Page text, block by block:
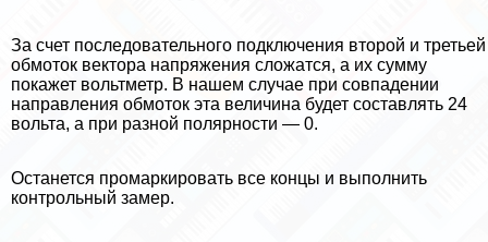
За счет последовательного подключения второй и третьей
обмоток вектора напряжения сложатся, а их сумму
покажет вольтметр. В нашем случае при совпадении
направления обмоток эта величина будет составлять 24
вольта, а при разной полярности — 0.
Останется промаркировать все концы и выполнить
контрольный замер.